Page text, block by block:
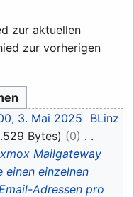
zur aktuellen
zur vorherigen
3. Mai 2025
BLinz
Bytes
0
Mailgateway
einen einzelnen
Adressen pro